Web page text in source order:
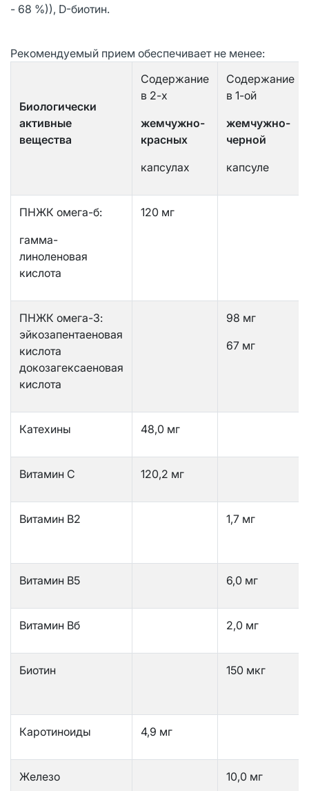
- 68 %)), D-биотин.
Рекомендуемый прием обеспечивает не менее:
Биологически
активные
вещества
Содержание
в 2-х
жемчужно-
красных
капсулах
Содержание
в 1-ой
жемчужно-
черной
капсуле
ПНЖК омега-б:
гамма-
линоленовая
кислота
120 мг
ПНЖК омега-3:
эйкозапентаеновая
кислота
докозагексаеновая
кислота
98 мг
67 мг
Катехины 48,0 мг
Витамин С 120,2 мг
Витамин B2 1,7 мг
Витамин B5 6,0 мг
Витамин Вб 2,0 мг
Биотин 150 мкг
Каротиноиды 4,9 мг
Железо 10,0 мг